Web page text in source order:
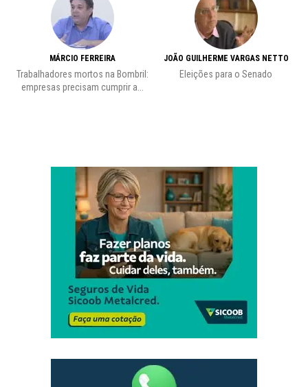
MÁRCIO FERREIRA
Trabalhadores mortos na Bombril:
empresas precisam cumprir a...
JOÃO GUILHERME VARGAS NETTO
Eleições para o Senado